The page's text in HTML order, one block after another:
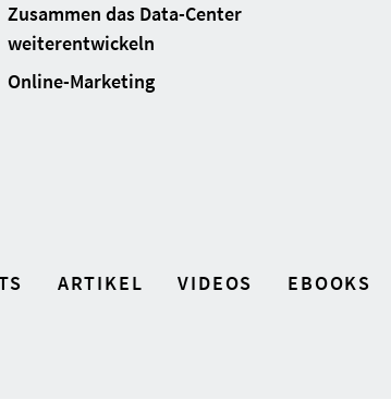
Zusammen das Data-Center
weiterentwickeln
Online-Marketing
ARTIKEL VIDEOS EBOOKS